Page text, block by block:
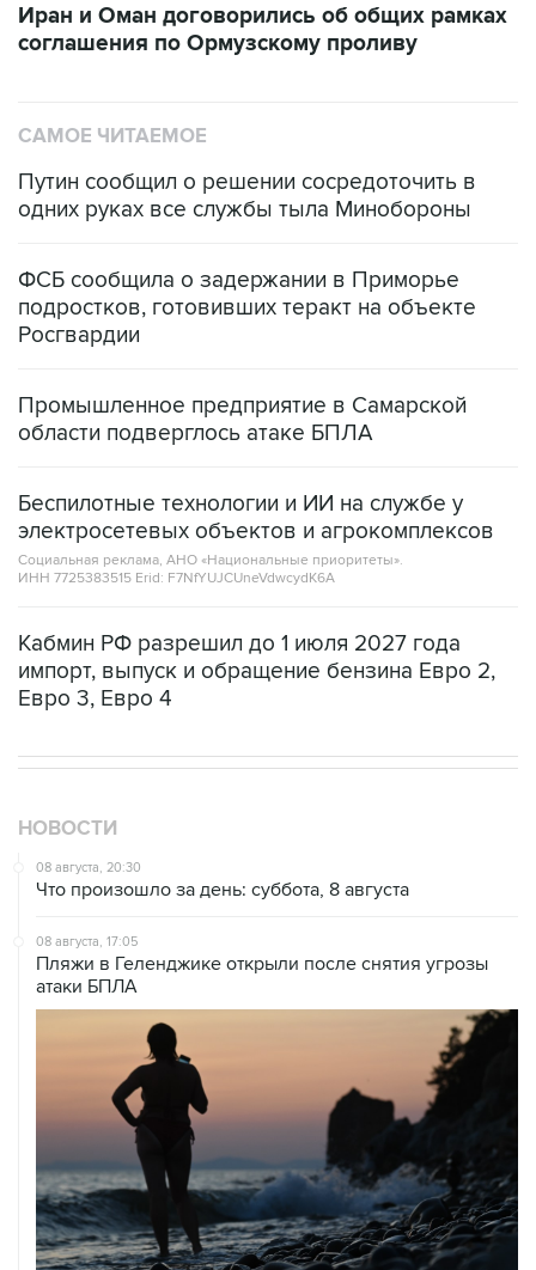
Иран и Оман договорились об общих рамках
соглашения по Ормузскому проливу
САМОЕ ЧИТАЕМОЕ
Путин сообщил о решении сосредоточить в
одних руках все службы тыла Минобороны
ФСБ сообщила о задержании в Приморье
подростков, готовивших теракт на объекте
Росгвардии
Промышленное предприятие в Самарской
области подверглось атаке БПЛА
Беспилотные технологии и ИИ на службе у
электросетевых объектов и агрокомплексов
Социальная реклама, АНО «Национальные приоритеты».
ИНН 7725383515 Erid: F7NfYUJCUneVdwcydK6A
Кабмин РФ разрешил до 1 июля 2027 года
импорт, выпуск и обращение бензина Евро 2,
Евро 3, Евро 4
НОВОСТИ
08 августа, 20:30
Что произошло за день: суббота, 8 августа
08 августа, 17:05
Пляжи в Геленджике открыли после снятия угрозы
атаки БПЛА